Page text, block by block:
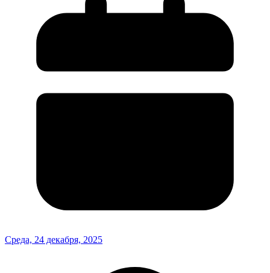
Среда, 24 декабря, 2025